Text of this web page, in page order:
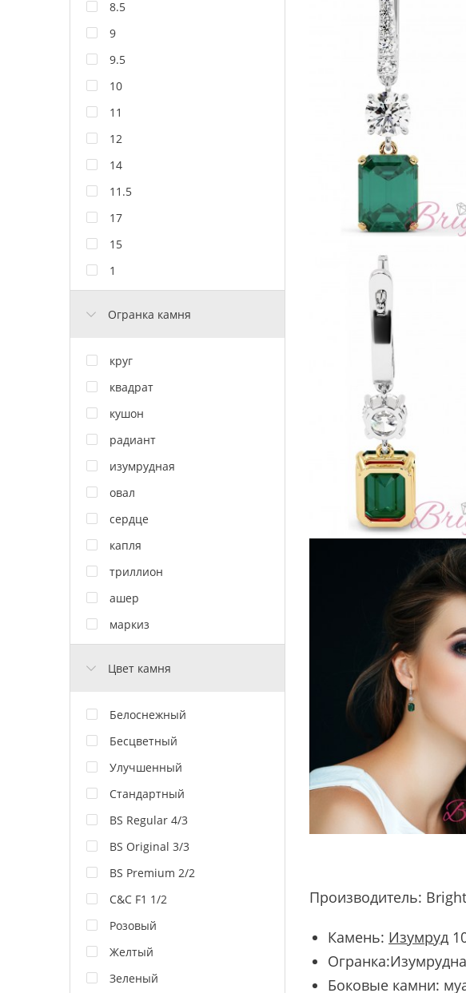
8.5
9
9.5
10
11
12
14
11.5
17
15
1
Огранка камня
круг
квадрат
кушон
радиант
изумрудная
овал
сердце
капля
триллион
ашер
маркиз
Цвет камня
Белоснежный
Бесцветный
Улучшенный
Стандартный
BS Regular 4/3
BS Original 3/3
BS Premium 2/2
C&C F1 1/2
Розовый
Желтый
Зеленый
Производитель:
Камень: Изумруд
Боковые камни: